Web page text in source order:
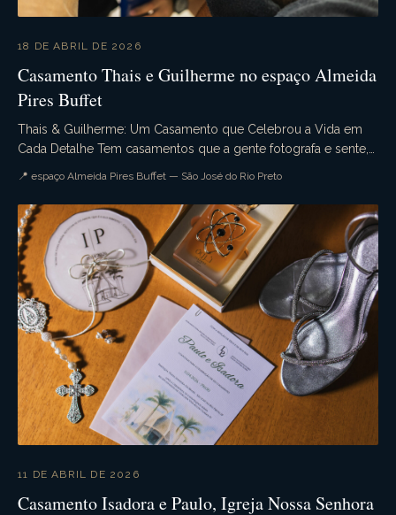
18 DE ABRIL DE 2026
Casamento Thais e Guilherme no espaço Almeida
Pires Buffet
Thais & Guilherme: Um Casamento que Celebrou a Vida em
Cada Detalhe Tem casamentos que a gente fotografa e sente,
📍 espaço Almeida Pires Buffet — São José do Rio Preto
11 DE ABRIL DE 2026
Casamento Isadora e Paulo, Igreja Nossa Senhora